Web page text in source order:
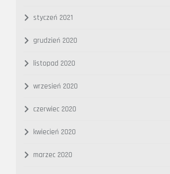
styczeń 2021
grudzień 2020
listopad 2020
wrzesień 2020
czerwiec 2020
kwiecień 2020
marzec 2020